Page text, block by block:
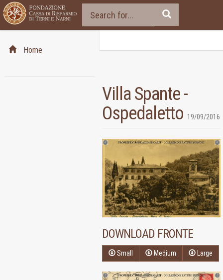
Home
Villa Spante -
Ospedaletto 19/09/2016
DOWNLOAD FRONTE
Small Medium Large